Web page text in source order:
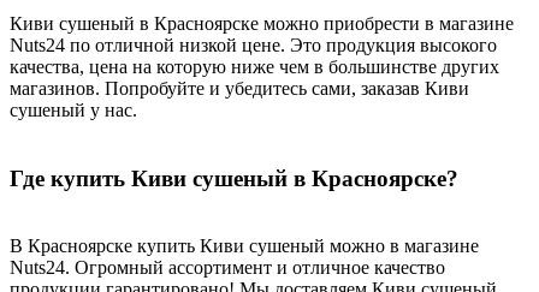
Киви сушеный в Красноярске можно приобрести в магазине
Nuts24 по отличной низкой цене. Это продукция высокого
качества, цена на которую ниже чем в большинстве других
магазинов. Попробуйте и убедитесь сами, заказав Киви
сушеный у нас.
Где купить Киви сушеный в Красноярске?
В Красноярске купить Киви сушеный можно в магазине
Nuts24. Огромный ассортимент и отличное качество